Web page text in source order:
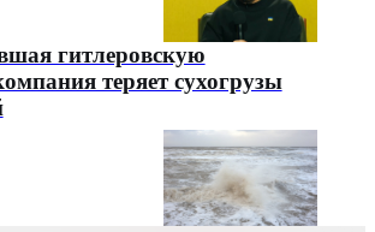
гитлеровскую
теряет сухогрузы